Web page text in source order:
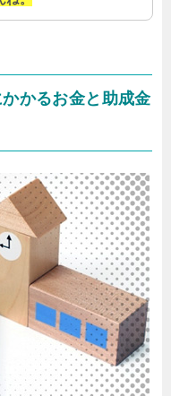
かるお金と助成金